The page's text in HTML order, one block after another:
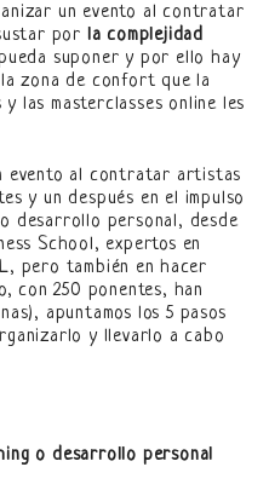
un evento al contratar
por la complejidad
suponer y por ello hay
zona de confort que la
las masterclasses online les
evento al contratar artistas
y un después en el impulso
desarrollo personal, desde
School, expertos en
pero también en hacer
con 250 ponentes, han
apuntamos los 5 pasos
y llevarlo a cabo
o desarrollo personal